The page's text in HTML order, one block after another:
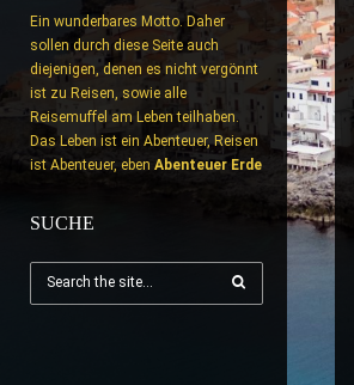
Ein wunderbares Motto. Daher
sollen durch diese Seite auch
diejenigen, denen es nicht vergönnt
ist zu Reisen, sowie alle
Reisemuffel am Leben teilhaben.
Das Leben ist ein Abenteuer, Reisen
ist Abenteuer, eben Abenteuer Erde
SUCHE